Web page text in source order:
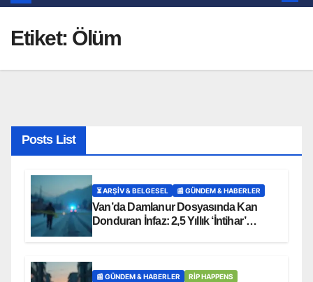
Etiket: Ölüm
Posts List
⏳ ARŞİV & BELGESEL 📰 GÜNDEM & HABERLER
Van’da Damlanur Dosyasında Kan
Donduran İnfaz: 2,5 Yıllık ‘İntihar’
📰 GÜNDEM & HABERLER RİP HAPPENS